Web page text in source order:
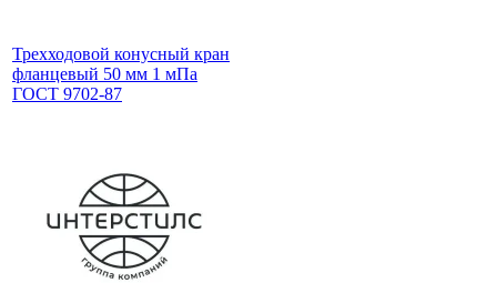
Трехходовой конусный кран
фланцевый 50 мм 1 мПа
ГОСТ 9702-87